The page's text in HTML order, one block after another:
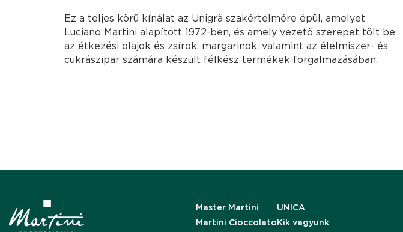
Ez a teljes körű kínálat az Unigrà szakértelmére épül, amelyet
Luciano Martini alapított 1972-ben, és amely vezető szerepet tölt be
az étkezési olajok és zsírok, margarinok, valamint az élelmiszer- és
cukrászipar számára készült félkész termékek forgalmazásában.
Master Martini
Martini Cioccolato
UNICA
Kik vagyunk